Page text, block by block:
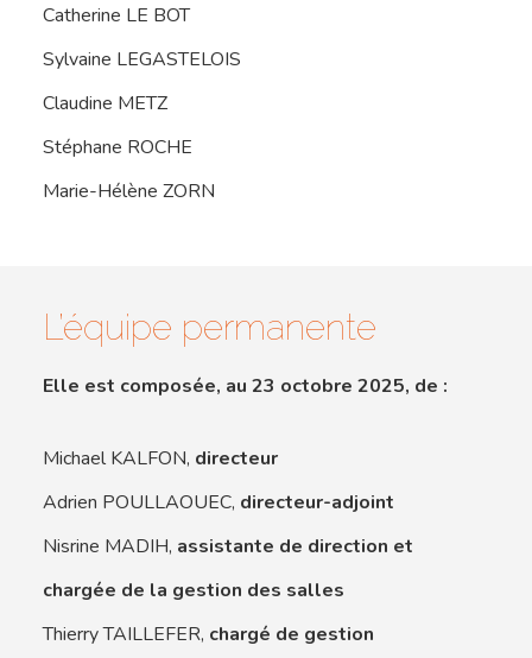
Catherine LE BOT
Sylvaine LEGASTELOIS
Claudine METZ
Stéphane ROCHE
Marie-Hélène ZORN
L’équipe permanente
Elle est composée, au 23 octobre 2025, de :
Michael KALFON, directeur
Adrien POULLAOUEC, directeur-adjoint
Nisrine MADIH, assistante de direction et
chargée de la gestion des salles
Thierry TAILLEFER, chargé de gestion